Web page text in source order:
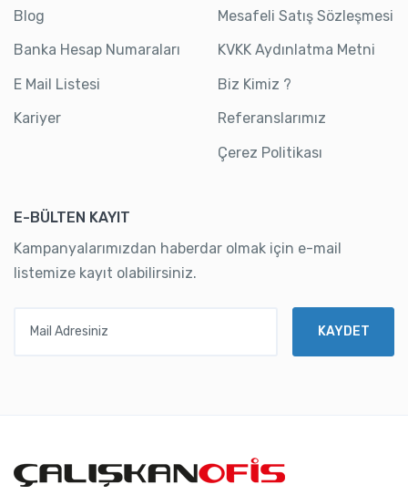
Blog
Banka Hesap Numaraları
E Mail Listesi
Kariyer
Mesafeli Satış Sözleşmesi
KVKK Aydınlatma Metni
Biz Kimiz ?
Referanslarımız
Çerez Politikası
E-BÜLTEN KAYIT
Kampanyalarımızdan haberdar olmak için e-mail
listemize kayıt olabilirsiniz.
KAYDET